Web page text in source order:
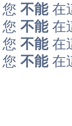
您 不能在
您 不能在
您 不能在
您 不能在